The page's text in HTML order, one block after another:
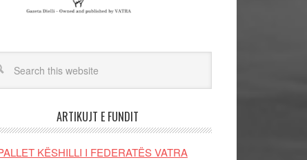
ARTIKUJT E FUNDIT
KËSHILLI I FEDERATËS VATRA